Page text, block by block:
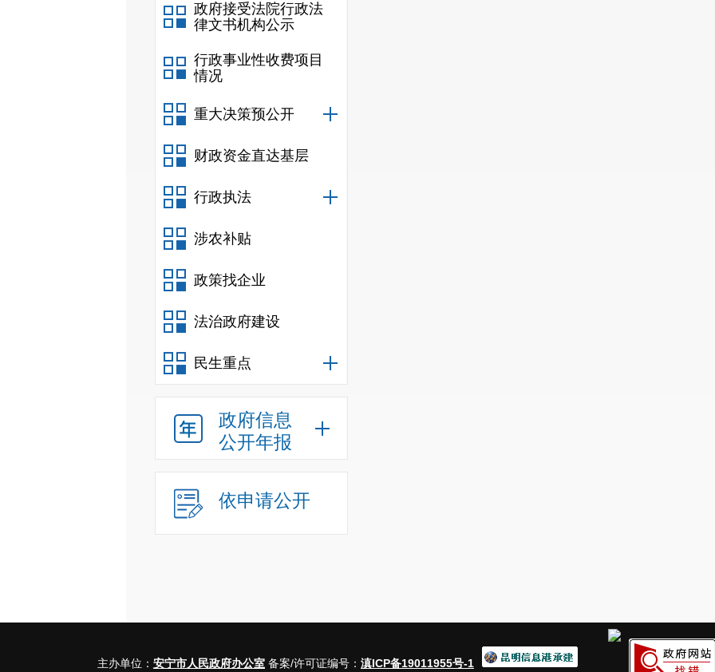
政府接受法院行政法
律文书机构公示
行政事业性收费项目
情况
重大决策预公开
财政资金直达基层
行政执法
涉农补贴
政策找企业
法治政府建设
民生重点
政府信息
公开年报
依申请公开
主办单位： 安宁市人民政府办公室 备案/许可证编号： 滇ICP备19011955号-1